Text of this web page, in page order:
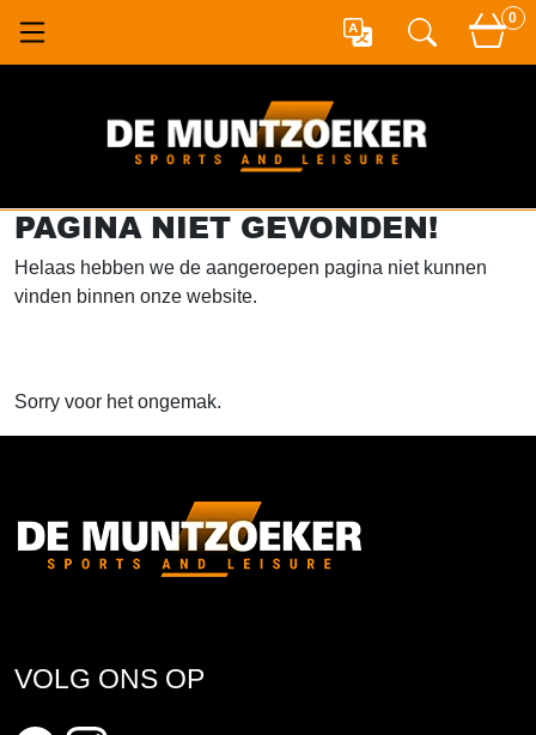
0
PAGINA NIET GEVONDEN!
Helaas hebben we de aangeroepen pagina niet kunnen
vinden binnen onze website.
Sorry voor het ongemak.
VOLG ONS OP